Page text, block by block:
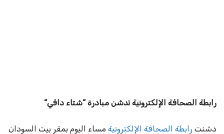
رابطة الصحافة الإلكترونية تدشن مبادرة “شتاء دافي“
دشنت رابطة الصحافة الإلكترونية مساء اليوم بمقر بيت السودان